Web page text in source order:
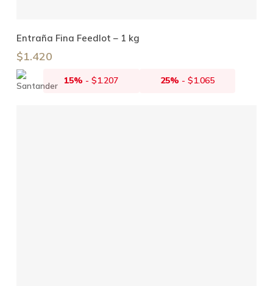
Añadir Al Carrito
Entraña Fina Feedlot – 1 kg
$1.420
15% -$1.207 25% - $1.065